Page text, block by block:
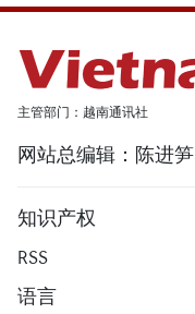
主管部门：越南通讯社
网站总编辑：陈进笋
知识产权
RSS
语言